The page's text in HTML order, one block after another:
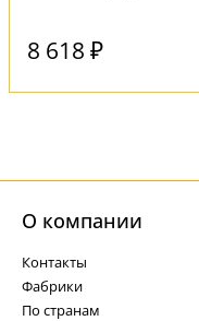
8 618 ₽
О компании
Контакты
Фабрики
По странам